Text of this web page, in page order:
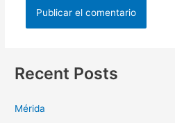
Recent Posts
Mérida